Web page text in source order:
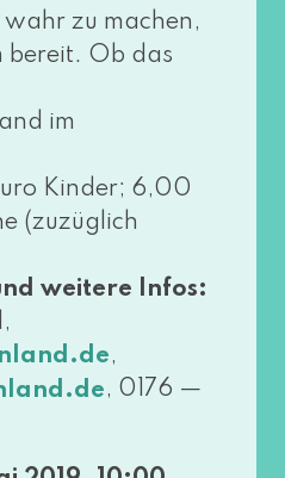
wahr zu machen,
bereit. Ob das
im
Kinder; 6,00
(zuzüg­lich
wei­te­re Infos:
,
, 0176 —